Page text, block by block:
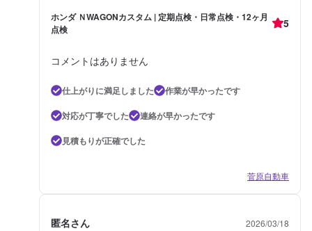
ホンダ ＮWAGONカスタム | 定期点検・日常点検・12ヶ月
点検
5
コメントはありません
仕上がりに満足しました
作業が早かったです
対応が丁寧でした
連絡が早かったです
見積もりが正確でした
菅原自動車
匿名さん 2026/03/18